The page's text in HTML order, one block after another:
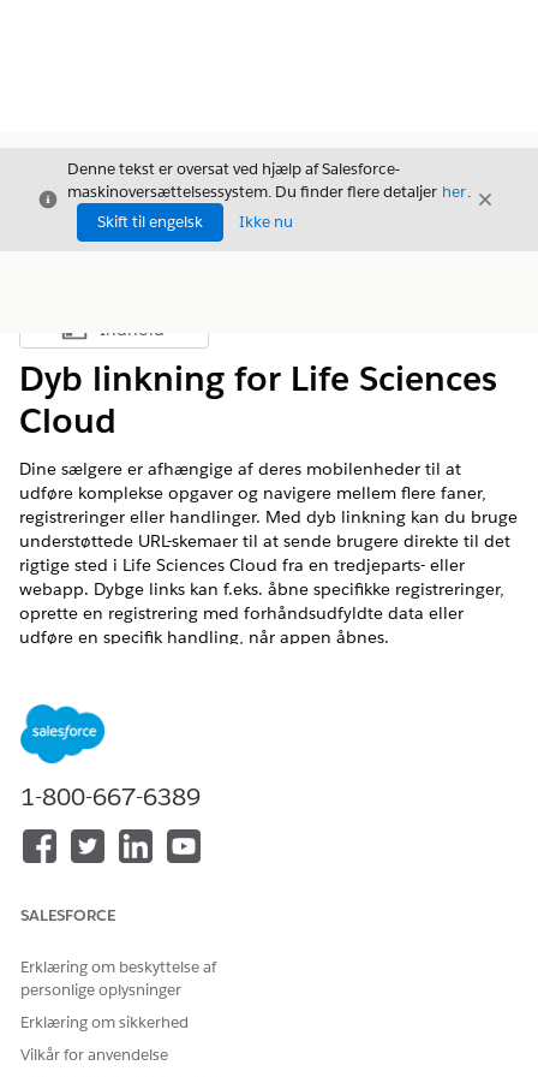
Luk
Denne tekst er oversat ved hjælp af Salesforce-
maskinoversættelsessystem. Du finder flere detaljer her.
Skift til engelsk
Ikke nu
Luk
Vis indholdsfortegnelse
Indhold
Dyb linkning for Life Sciences
Cloud
Dine sælgere er afhængige af deres mobilenheder til at
udføre komplekse opgaver og navigere mellem flere faner,
registreringer eller handlinger. Med dyb linkning kan du bruge
understøttede URL-skemaer til at sende brugere direkte til det
rigtige sted i Life Sciences Cloud fra en tredjeparts- eller
webapp. Dybge links kan f.eks. åbne specifikke registreringer,
oprette en registrering med forhåndsudfyldte data eller
udføre en specifik handling, når appen åbnes.
Tilgængelig i: Lightning Experience
Sciences Cloud, Life Sciences Cloud for Customer
administrerede pakke Life Sciences Customer Engagement.
åbne Life Sciences Cloud Mobile-appen og udføre en af flere
Vis en specifik registrering.
Opret eller opdater en registrering med forhåndsudfyldte
data.
Åbn en bestemt fane i Life Sciences Cloud.
1-800-667-6389
SALESFORCE
Erklæring om beskyttelse af
personlige oplysninger
Erklæring om sikkerhed
Vilkår for anvendelse